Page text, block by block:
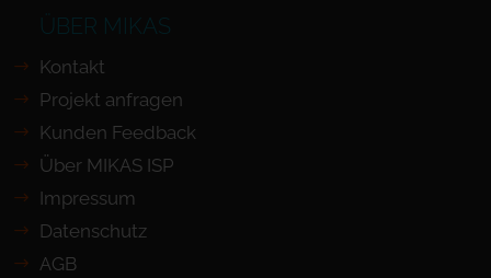
ÜBER MIKAS
Kontakt
Projekt anfragen
Kunden Feedback
Über MIKAS ISP
Impressum
Datenschutz
AGB